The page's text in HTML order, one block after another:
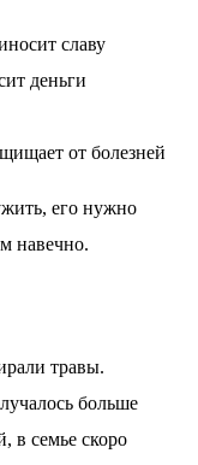
славу
деньги
от болезней
его нужно
навечно.
травы.
больше
в семье скоро